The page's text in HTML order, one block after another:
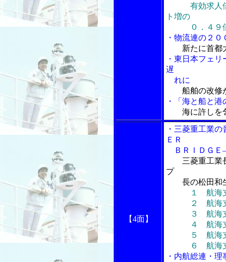
有効求人
ト増の
０．４９
・物流連の２
新たに首都
・東日本フェ
遅
れに
船舶の改修
・「海と船と
海に許しを
【4面】
・三菱重工業
ＥＲ
ＢＲＩＤＧＥ
三菱重工業
プ
長の松田和
１ 航海
２ 航海支援
３ 航海支
４ 航海支援
５ 航海支
６ 航海支援
・内航総連・